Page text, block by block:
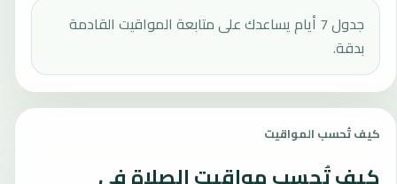
جدول 7 أيام يساعدك على متابعة المواقيت القادمة
بدقة.
كيف تُحسب المواقيت